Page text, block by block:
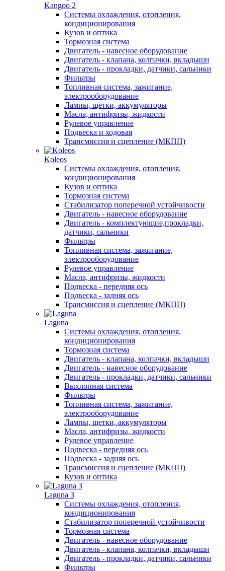
Kangoo 2
Системы охлаждения, отопления,
кондиционирования
Кузов и оптика
Тормозная система
Двигатель - навесное оборудование
Двигатель - клапана, колпачки, вкладыши
Двигатель - прокладки, датчики, сальники
Фильтры
Топливная система, зажигание,
электрооборудование
Лампы, щетки, аккумуляторы
Масла, антифризы, жидкости
Рулевое управление
Подвеска и ходовая
Трансмиссия и сцепление (МКПП)
Koleos
Системы охлаждения, отопления,
кондиционирования
Кузов и оптика
Тормозная система
Стабилизатор поперечной устойчивости
Двигатель - навесное оборудование
Двигатель - комплектующие,прокладки,
датчики, сальники
Фильтры
Топливная система, зажигание,
электрооборудование
Рулевое управление
Масла, антифризы, жидкости
Подвеска - передняя ось
Подвеска - задняя ось
Трансмиссия и сцепление (МКПП)
Laguna
Системы охлаждения, отопления,
кондиционирования
Тормозная система
Двигатель - клапана, колпачки, вкладыши
Двигатель - навесное оборудование
Двигатель - прокладки, датчики, сальники
Выхлопная система
Фильтры
Топливная система, зажигание,
электрооборудование
Лампы, щетки, аккумуляторы
Масла, антифризы, жидкости
Рулевое управление
Подвеска - передняя ось
Подвеска - задняя ось
Трансмиссия и сцепление (МКПП)
Кузов и оптика
Laguna 3
Системы охлаждения, отопления,
кондиционирования
Стабилизатор поперечной устойчивости
Тормозная система
Двигатель - навесное оборудование
Двигатель - клапана, колпачки, вкладыши
Двигатель - прокладки, датчики, сальники
Фильтры